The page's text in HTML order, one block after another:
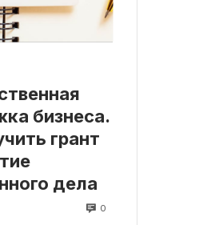
бизнеса.
грант
дела
0